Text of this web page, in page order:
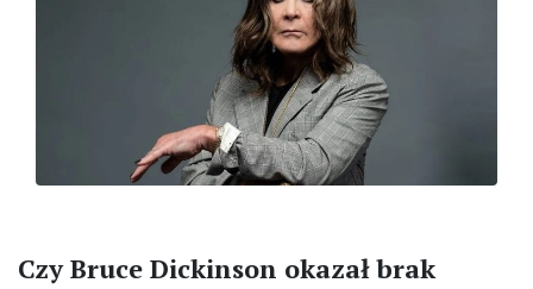
Czy Bruce Dickinson okazał brak